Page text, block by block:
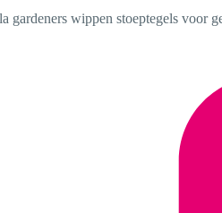
wippen stoeptegels voor